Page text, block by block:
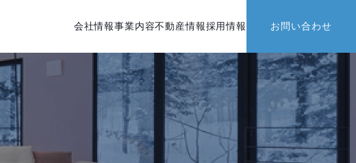
会社情報事業内容不動産情報採用情報 お問い合わせ